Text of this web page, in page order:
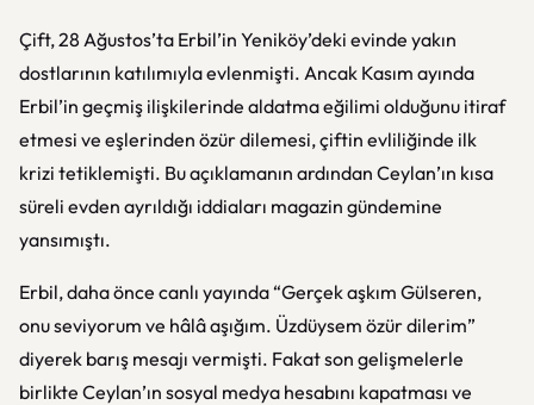
Çift, 28 Ağustos’ta Erbil’in Yeniköy’deki evinde yakın
dostlarının katılımıyla evlenmişti. Ancak Kasım ayında
Erbil’in geçmiş ilişkilerinde aldatma eğilimi olduğunu itiraf
etmesi ve eşlerinden özür dilemesi, çiftin evliliğinde ilk
krizi tetiklemişti. Bu açıklamanın ardından Ceylan’ın kısa
süreli evden ayrıldığı iddiaları magazin gündemine
yansımıştı.
Erbil, daha önce canlı yayında “Gerçek aşkım Gülseren,
onu seviyorum ve hâlâ aşığım. Üzdüysem özür dilerim”
diyerek barış mesajı vermişti. Fakat son gelişmelerle
birlikte Ceylan’ın sosyal medya hesabını kapatması ve